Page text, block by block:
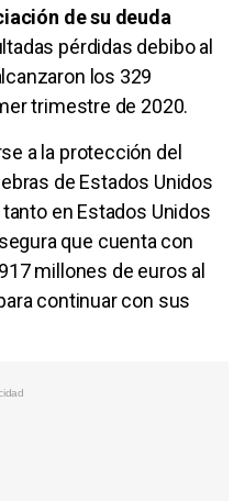
de su deuda
pérdidas debibo al
los 329
trimestre de 2020.
a la protección del
de Estados Unidos
en Estados Unidos
que cuenta con
millones de euros al
continuar con sus